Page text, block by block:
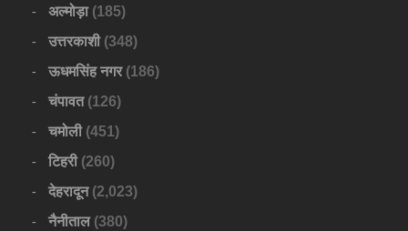
अल्मोड़ा(185)
उत्तरकाशी(348)
ऊधमसिंह नगर(186)
चंपावत(126)
चमोली(451)
टिहरी(260)
देहरादून(2,023)
नैनीताल(380)